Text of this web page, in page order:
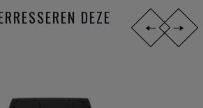
werden gemakkelijk herkenbaar
vorm die algemeen wordt
silhouet van het merk. Voor het
productie van kasten te
DEZE